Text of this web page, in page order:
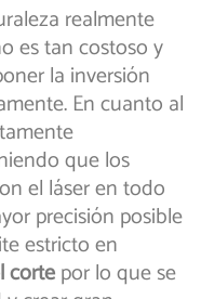
realmente
es tan costoso y
la inversión
En cuanto al
que los
el láser en todo
precisión posible
estricto en
cortepor lo que se